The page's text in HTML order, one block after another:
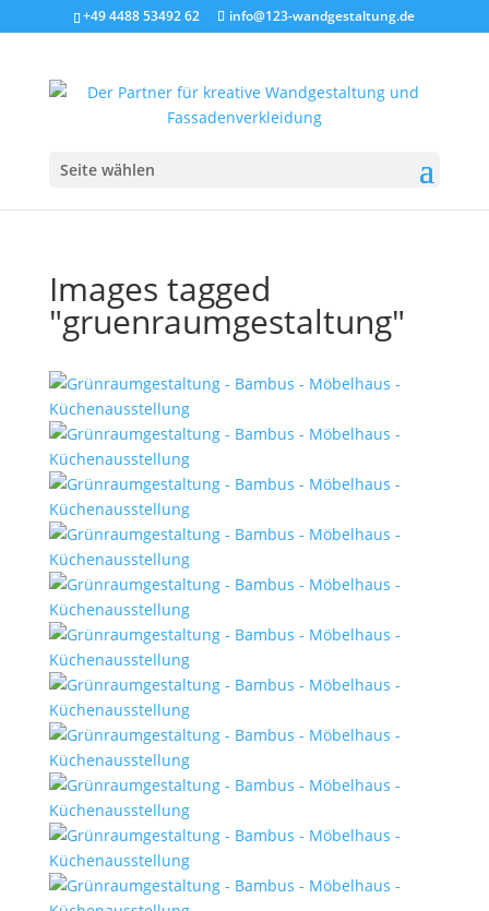
+49 4488 53492 62 info@123-wandgestaltung.de
Seite wählen
Images tagged
"gruenraumgestaltung"